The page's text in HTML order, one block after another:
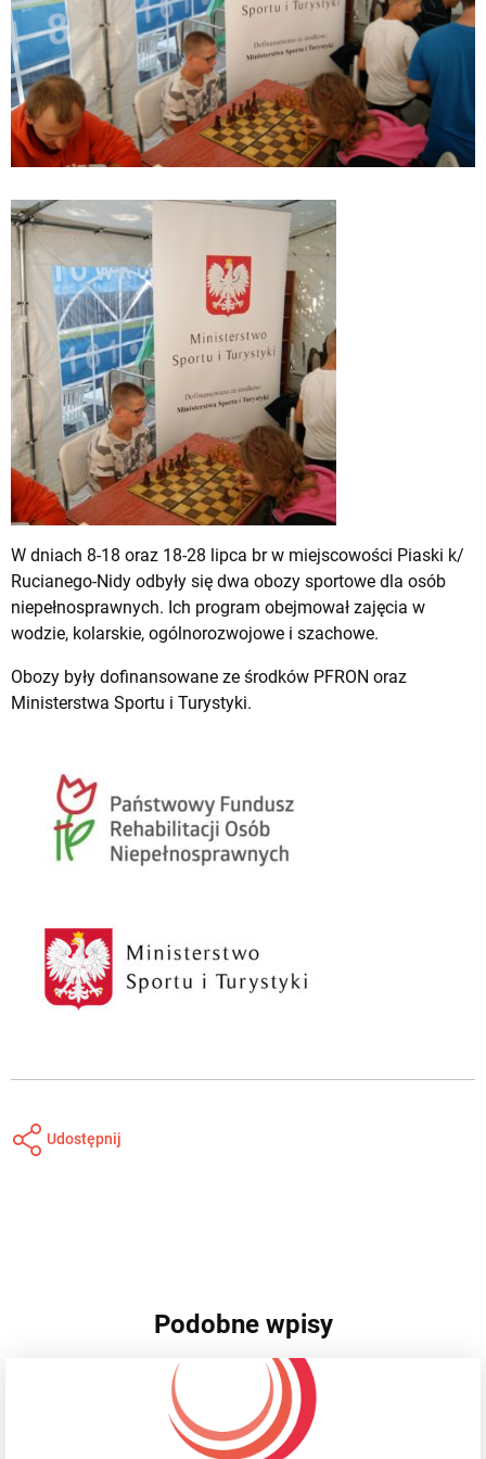
W dniach 8-18 oraz 18-28 lipca br w miejscowości Piaski k/
Rucianego-Nidy odbyły się dwa obozy sportowe dla osób
niepełnosprawnych. Ich program obejmował zajęcia w
wodzie, kolarskie, ogólnorozwojowe i szachowe.
Obozy były dofinansowane ze środków PFRON oraz
Ministerstwa Sportu i Turystyki.
Udostępnij
Podobne wpisy